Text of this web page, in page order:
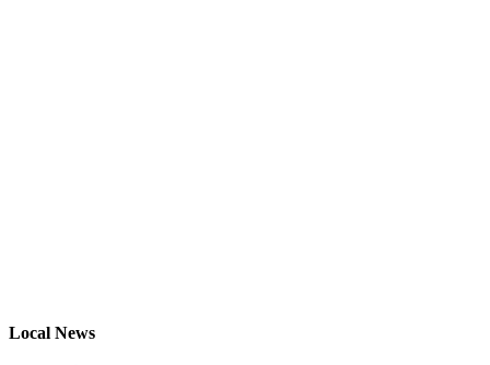
Local News